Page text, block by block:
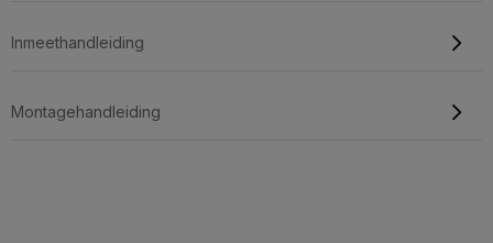
Inmeethandleiding
Montagehandleiding